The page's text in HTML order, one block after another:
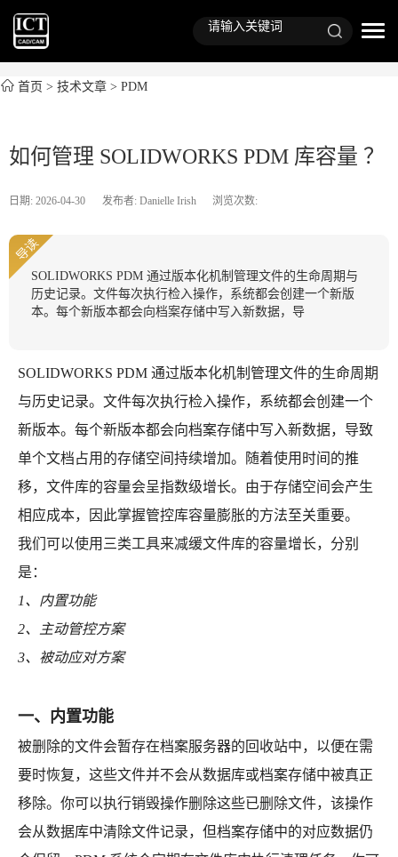
首页 > 技术文章 > PDM
如何管理 SOLIDWORKS PDM 库容量 ？
日期: 2026-04-30 发布者: Danielle Irish 浏览次数:
导读
SOLIDWORKS PDM 通过版本化机制管理文件的生命周期与
历史记录。文件每次执行检入操作，系统都会创建一个新版
本。每个新版本都会向档案存储中写入新数据，导
SOLIDWORKS PDM 通过版本化机制管理文件的生命周期
与历史记录。文件每次执行检入操作，系统都会创建一个
新版本。每个新版本都会向档案存储中写入新数据，导致
单个文档占用的存储空间持续增加。随着使用时间的推
移，文件库的容量会呈指数级增长。由于存储空间会产生
相应成本，因此掌握管控库容量膨胀的方法至关重要。
我们可以使用三类工具来减缓文件库的容量增长，分别
是：
1、内置功能
2、主动管控方案
3、被动应对方案
一、内置功能
被删除的文件会暂存在档案服务器的回收站中，以便在需
要时恢复，这些文件并不会从数据库或档案存储中被真正
移除。你可以执行销毁操作删除这些已删除文件，该操作
会从数据库中清除文件记录，但档案存储中的对应数据仍